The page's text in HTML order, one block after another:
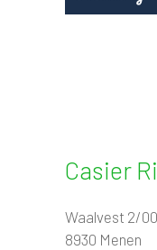
Casier
Waalvest 2/
8930 Menen